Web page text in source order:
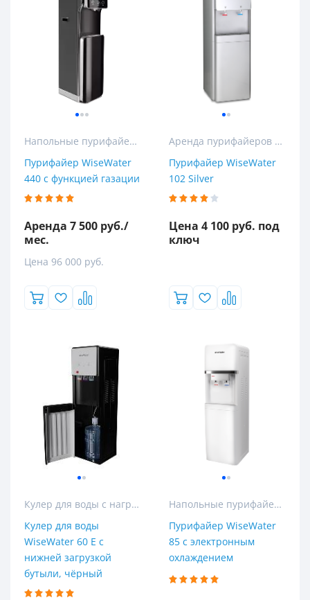
Напольные пурифайеры
Пурифайер WiseWater
440 с функцией газации
Аренда 7 500 руб./
мес.
Цена 96 000 руб.
Аренда пурифайеров и кулеров для воды
Пурифайер WiseWater
102 Silver
Цена 4 100 руб. под
ключ
Кулер для воды с нагревом и охлаждением
Кулер для воды
WiseWater 60 Е с
нижней загрузкой
бутыли, чёрный
Напольные пурифайеры
Пурифайер WiseWater
85 с электронным
охлаждением